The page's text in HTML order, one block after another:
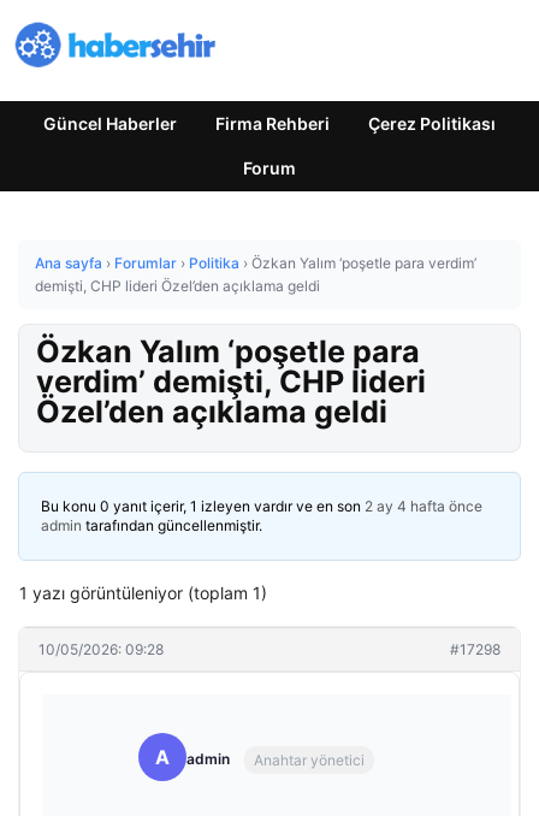
Güncel Haberler Firma Rehberi Çerez Politikası
Forum
Ana sayfa › Forumlar › Politika › Özkan Yalım ‘poşetle para verdim’
demişti, CHP lideri Özel’den açıklama geldi
Özkan Yalım ‘poşetle para
verdim’ demişti, CHP lideri
Özel’den açıklama geldi
Bu konu 0 yanıt içerir, 1 izleyen vardır ve en son 2 ay 4 hafta önce
admin tarafından güncellenmiştir.
1 yazı görüntüleniyor (toplam 1)
10/05/2026: 09:28 #17298
A admin Anahtar yönetici